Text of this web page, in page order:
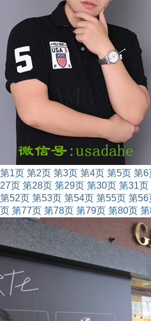
第1页 第2页 第3页 第4页 第5页 第6
27页 第28页 第29页 第30页 第31页
第52页 第53页 第54页 第55页 第56
页 第77页 第78页 第79页 第80页